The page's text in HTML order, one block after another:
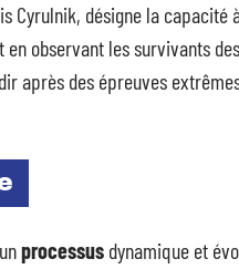
Cyrulnik, désigne la capacité
observant les survivants
après des épreuves
processus dynamique et